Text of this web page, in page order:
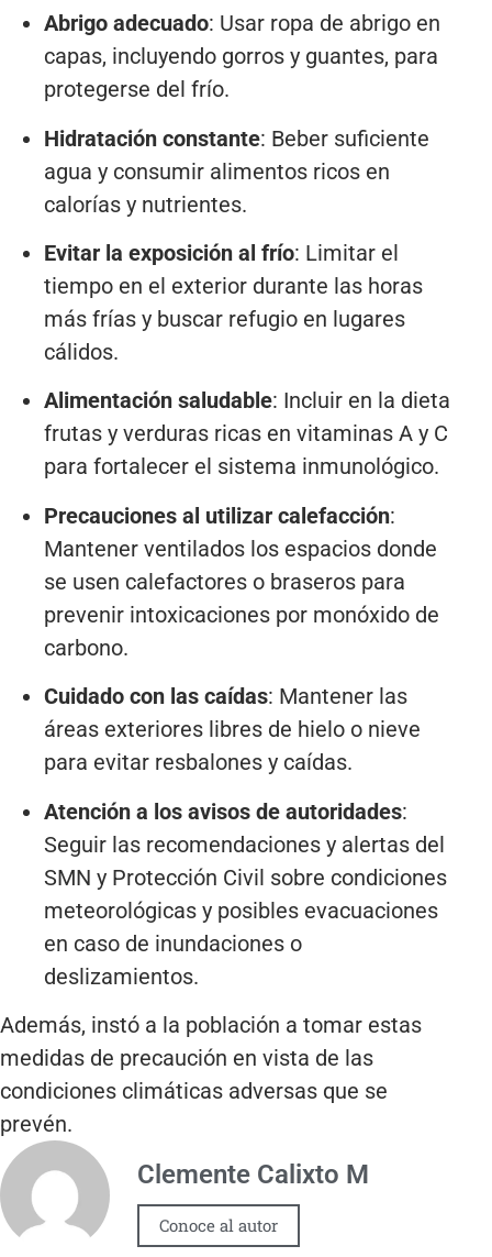
Abrigo adecuado: Usar ropa de abrigo en
capas, incluyendo gorros y guantes, para
protegerse del frío.
Hidratación constante: Beber suficiente
agua y consumir alimentos ricos en
calorías y nutrientes.
Evitar la exposición al frío: Limitar el
tiempo en el exterior durante las horas
más frías y buscar refugio en lugares
cálidos.
Alimentación saludable: Incluir en la dieta
frutas y verduras ricas en vitaminas A y C
para fortalecer el sistema inmunológico.
Precauciones al utilizar calefacción:
Mantener ventilados los espacios donde
se usen calefactores o braseros para
prevenir intoxicaciones por monóxido de
carbono.
Cuidado con las caídas: Mantener las
áreas exteriores libres de hielo o nieve
para evitar resbalones y caídas.
Atención a los avisos de autoridades:
Seguir las recomendaciones y alertas del
SMN y Protección Civil sobre condiciones
meteorológicas y posibles evacuaciones
en caso de inundaciones o
deslizamientos.
Además, instó a la población a tomar estas
medidas de precaución en vista de las
condiciones climáticas adversas que se
prevén.
Clemente Calixto M
Conoce al autor